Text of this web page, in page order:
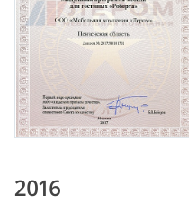
2016